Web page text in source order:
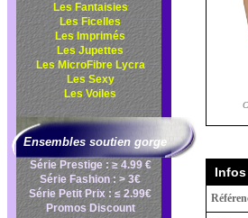
Les Fantaisies
Les Ficelles
Les Imprimés
Les Jupettes
Les MicroFibre Lycra
Les Sexy
Les Voiles
Ensembles soutien gorge
Série Prestige : ≥ 4.99 €
Série Fashion : > 3€
Série Petit Prix : ≤ 2.99€
Promos Discount